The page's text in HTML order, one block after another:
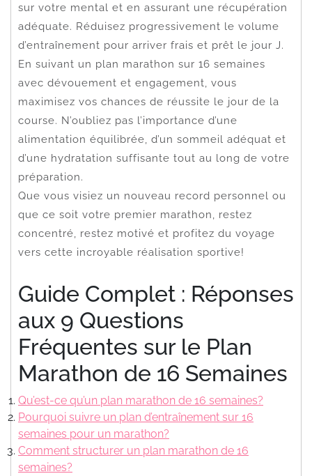
sur votre mental et en assurant une récupération
adéquate. Réduisez progressivement le volume
d’entraînement pour arriver frais et prêt le jour J.
En suivant un plan marathon sur 16 semaines
avec dévouement et engagement, vous
maximisez vos chances de réussite le jour de la
course. N’oubliez pas l’importance d’une
alimentation équilibrée, d’un sommeil adéquat et
d’une hydratation suffisante tout au long de votre
préparation.
Que vous visiez un nouveau record personnel ou
que ce soit votre premier marathon, restez
concentré, restez motivé et profitez du voyage
vers cette incroyable réalisation sportive!
Guide Complet : Réponses
aux 9 Questions
Fréquentes sur le Plan
Marathon de 16 Semaines
Qu’est-ce qu’un plan marathon de 16 semaines?
Pourquoi suivre un plan d’entraînement sur 16
semaines pour un marathon?
Comment structurer un plan marathon de 16
semaines?